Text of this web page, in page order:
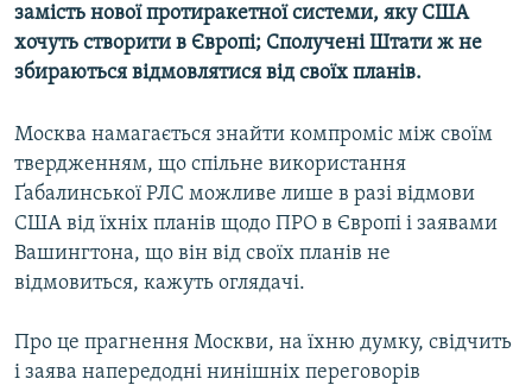
ФОТО
СПЕЦПРОЄКТИ
КРИМ РЕАЛІЇ
РУС
УКР
КТАТ
ДОЛУЧАЙСЯ!
замість нової протиракетної системи, яку США
хочуть створити в Європі; Сполучені Штати ж не
збираються відмовлятися від своїх планів.
Москва намагається знайти компроміс між своїм
твердженням, що спільне використання
Ґабалинської РЛС можливе лише в разі відмови
США від їхніх планів щодо ПРО в Європі і заявами
Вашингтона, що він від своїх планів не
відмовиться, кажуть оглядачі.
Про це прагнення Москви, на їхню думку, свідчить
і заява напередодні нинішніх переговорів